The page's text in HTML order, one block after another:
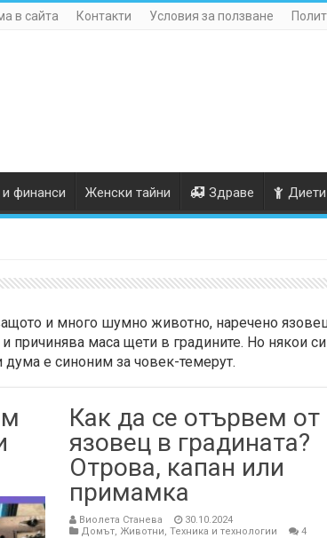
в сайта Контакти Условия за ползване
финанси Женски тайни Здраве Диети
и много шумно животно, наречено
причинява маса щети в градините. Но някои си
е синоним за човек-темерут.
Как да се отървем от
язовец в градината?
Отрова, капан или
примамка
Виолета Станева
30.10.2024
Домът, Животни, Техника и технологии 4